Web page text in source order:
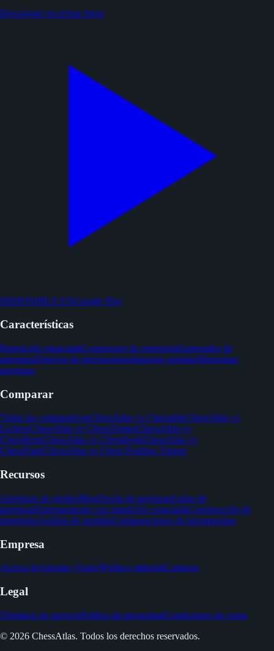
Descárgalo en elApp Store
DISPONIBLE ENGoogle Play
Características
Repetición espaciadaConstructor de repertorioEntrenador de
aperturasDetector de desviacionesImportar partidasMemorizar
aperturas
Comparar
Todas las comparativasChessAtlas vs ChessableChessAtlas vs
LichessChessAtlas vs ChessTempoChessAtlas vs
ChessRepsChessAtlas vs ChessbookChessAtlas vs
ChessFlareChessAtlas vs Chess Position Trainer
Recursos
Aperturas de ajedrezBlogTeoría de aperturasGuías de
aperturasEntrenamiento con repetición espaciadaConstrucción de
repertorioAnálisis de partidasComparaciones de herramientas
Empresa
Acerca deAntoine (Autor)Política editorialContacto
Legal
Términos de servicioPolítica de privacidadCondiciones de venta
© 2026 ChessAtlas. Todos los derechos reservados.